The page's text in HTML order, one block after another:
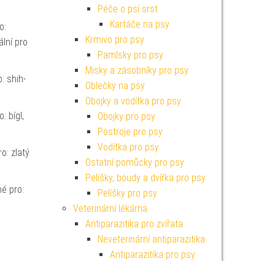
pro
shih-
bígl,
zlatý
pro:
Péče o psí srst
Kartáče na psy
Krmivo pro psy
Pamlsky pro psy
Misky a zásobníky pro psy
Oblečky na psy
Obojky a vodítka pro psy
Obojky pro psy
Postroje pro psy
Vodítka pro psy
Ostatní pomůcky pro psy
Pelíšky, boudy a dvířka pro psy
Pelíšky pro psy
Veterinární lékárna
Antiparazitika pro zvířata
Neveterinární antiparazitika
Antiparazitika pro psy